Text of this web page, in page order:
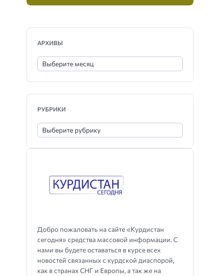
Добро пожаловать на сайте «Курдистан
сегодня» средства массовой информации. С
нами вы будете оставаться в курсе всех
новостей связанных с курдской диаспорой,
как в странах СНГ и Европы, а так же на
АРХИВЫ
РУБРИКИ